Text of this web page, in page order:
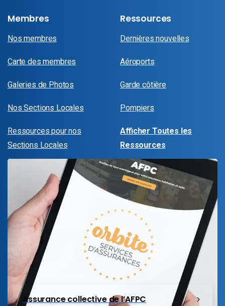
Membres
Nos membres
Carte des membres
Galeries de Photos
Nos Sections Locales
Ressources pour nos
Sections Locales
Ressources
Dernières nouvelles
Aéroports
Garde côtière
Pompiers
Afficher Toutes les
Ressources
Assurance collective de l’AFPC